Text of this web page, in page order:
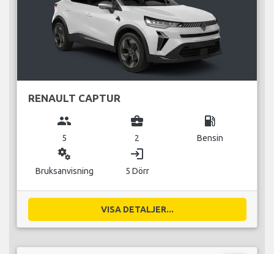
RENAULT CAPTUR
group
5
business_center
2
local_gas_station
Bensin
miscellaneous_services
Bruksanvisning
login
5 Dörr
VISA DETALJER...